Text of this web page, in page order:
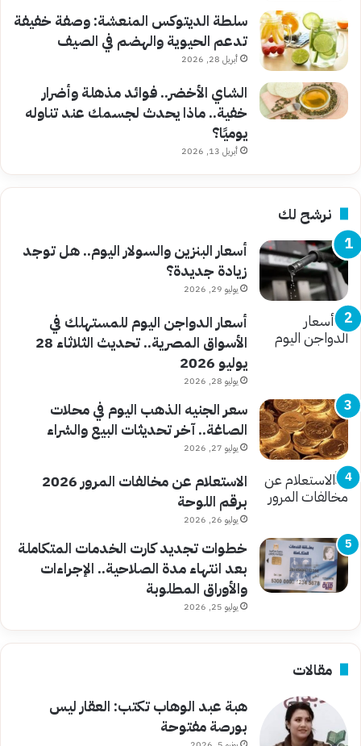
سلطة الديتوكس المنعشة: وصفة خفيفة
تدعم الحيوية والهضم في الصيف
أبريل 28, 2026
الشاي الأخضر.. فوائد مذهلة وأضرار
خفية.. ماذا يحدث لجسمك عند تناوله
يوميًا؟
أبريل 13, 2026
نرشح لك
أسعار البنزين والسولار اليوم.. هل توجد
زيادة جديدة؟
يوليو 29, 2026
أسعار الدواجن اليوم للمستهلك في
الأسواق المصرية.. تحديث الثلاثاء 28
يوليو 2026
يوليو 28, 2026
سعر الجنيه الذهب اليوم في محلات
الصاغة.. آخر تحديثات البيع والشراء
يوليو 27, 2026
الاستعلام عن مخالفات المرور 2026
برقم اللوحة
يوليو 26, 2026
خطوات تجديد كارت الخدمات المتكاملة
بعد انتهاء مدة الصلاحية.. الإجراءات
والأوراق المطلوبة
يوليو 25, 2026
مقالات
هبة عبد الوهاب تكتب: العقار ليس
بورصة مفتوحة